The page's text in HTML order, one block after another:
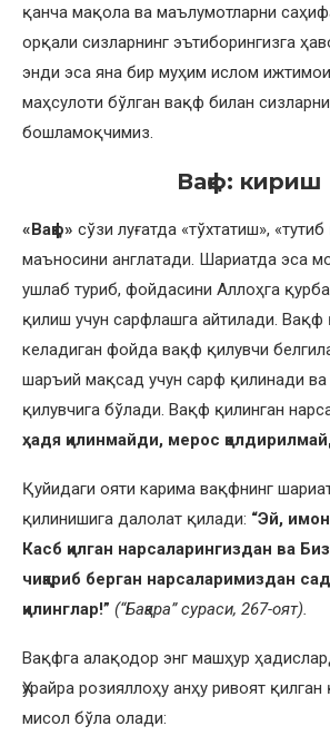
қанча мақола ва маълумотларни
орқали сизларнинг эътиборингизга
энди эса яна бир муҳим ислом
маҳсулоти бўлган вақф билан
бошламоқчимиз.
Вақф: кириш
«Вақф» сўзи луғатда «тўхтатиш»,
маъносини англатади. Шариатда эса
ушлаб туриб, фойдасини Аллоҳга
қилиш учун сарфлашга айтилади. Вақф
келадиган фойда вақф қилувчи
шаръий мақсад учун сарф қилинади
қилувчига бўлади. Вақф қилинган
ҳадя қилинмайди, мерос
Қуйидаги ояти карима вақфнинг
қилинишига далолат қилади: “Эй,
Касб қилган нарсаларингиздан ва
чиқариб берган нарсаларимиздан
қилинглар!” (“Бақара” сураси, 267-оят).
Вақфга алақодор энг машҳур
Ҳурайра розияллоҳу анҳу ривоят
мисол бўла олади: